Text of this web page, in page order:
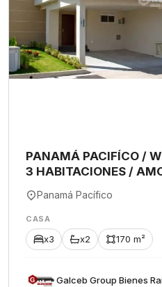
PANAMÁ PACIFÍCO /
3 HABITACIONES /
Panamá Pacífico
CASA
x3 x2 170 m²